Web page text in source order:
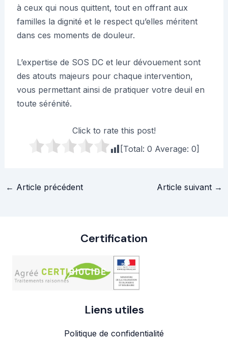
à ceux qui nous quittent, tout en offrant aux
familles la dignité et le respect qu’elles méritent
dans ces moments de douleur.
L’expertise de SOS DC et leur dévouement sont
des atouts majeurs pour chaque intervention,
vous permettant ainsi de pratiquer votre deuil en
toute sérénité.
Click to rate this post!
[Total: 0 Average: 0]
Navigation
← Article précédent Article suivant →
Certification
Liens utiles
Politique de confidentialité